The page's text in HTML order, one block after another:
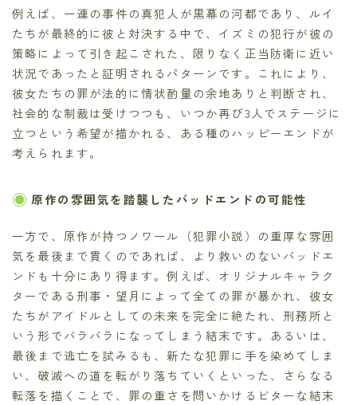
例えば、一連の事件の真犯人が黒幕の河都であり、ルイ
たちが最終的に彼と対決する中で、イズミの犯行が彼の
策略によって引き起こされた、限りなく正当防衛に近い
状況であったと証明されるパターンです。これにより、
彼女たちの罪が法的に情状酌量の余地ありと判断され、
社会的な制裁は受けつつも、いつか再び3人でステージに
立つという希望が描かれる、ある種のハッピーエンドが
考えられます。
原作の雰囲気を踏襲したバッドエンドの可能性
一方で、原作が持つノワール（犯罪小説）の重厚な雰囲
気を最後まで貫くのであれば、より救いのないバッドエ
ンドも十分にあり得ます。例えば、オリジナルキャラク
ターである刑事・望月によって全ての罪が暴かれ、彼女
たちがアイドルとしての未来を完全に絶たれ、刑務所と
いう形でバラバラになってしまう結末です。あるいは、
最後まで逃亡を試みるも、新たな犯罪に手を染めてしま
い、破滅への道を転がり落ちていくといった、さらなる
転落を描くことで、罪の重さを問いかけるビターな結末